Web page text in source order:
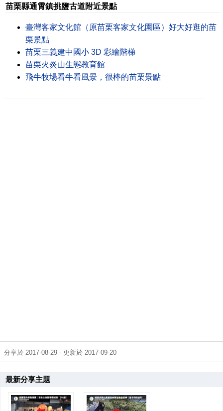
苗栗縣通霄鎮挑鹽古道附近景點
臺灣客家文化館（原苗栗客家文化園區）好大好逛的苗
栗景點
苗栗三義建中國小 3D 彩繪階梯
苗栗火炎山生態教育館
飛牛牧場看牛看風景，很棒的苗栗景點
分享於 2017-08-29 - 更新於 2017-09-20
最新分享主題